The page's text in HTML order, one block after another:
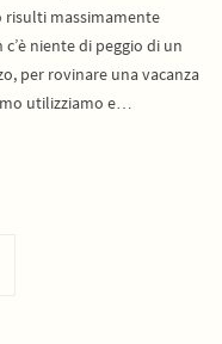
risulti massimamente
niente di peggio di un
per rovinare una vacanza
utilizziamo e…